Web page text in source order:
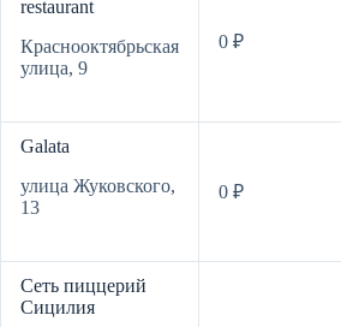
restaurant
Краснооктябрьская
улица, 9
0 ₽
Galata
улица Жуковского,
13
0 ₽
Сеть пиццерий
Сицилия